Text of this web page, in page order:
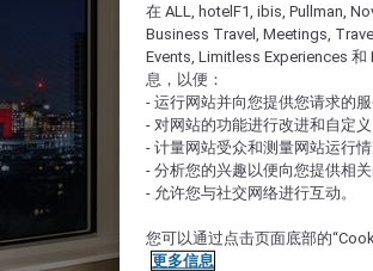
在 ALL, hotelF1, ibis, Pullman,
Business Travel, Meetings,
Events, Limitless Experiences 和
息，以便：
- 运行网站并向您提供您请求的
- 对网站的功能进行改进和自定义
- 计量网站受众和测量网站运行
- 分析您的兴趣以便向您提供相
- 允许您与社交网络进行互动。
您可以通过点击页面底部的
更多信息